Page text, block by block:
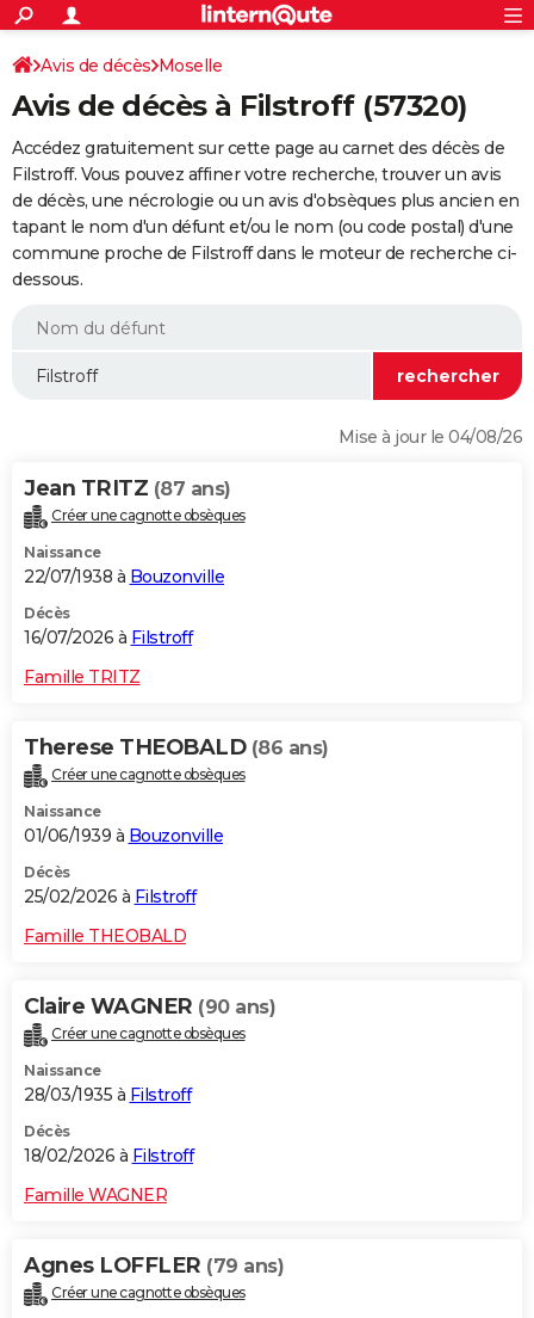
ACTUALITÉS
Politique
Société
Faits Divers
Education
Monde
Villes
+
SPORT
Coupe du monde 2026
Football
Tennis
Cyclisme
Rugby
Forum
Programme TV
TNT
Streaming
Cinéma
Sorties cinéma
Musique
+
FINANCE
Retraite
Epargne
Immobilier
Risques naturels par ville
Assurance
AUTO
Essais
Réserver un essai
Citadines
Berlines
SUV
Forum auto
+
HIGH-TECH
BRICOLAGE
WEEK-END
Alimentation
Guide de la santé
Maladies
Médicaments
Sommeil
VOYAGE
Destinations
City break
Voyage nature
Voyage de noces
Forum
Climat
+PHOTO
GUIDES D'ACHAT
Carte de Noël
Carte Bonne année
Carte Saint-Valentin
Carte Pâques
Carte d'anniversaire
DICTIONNAIRE
Dictionnaire
Biographies
Citations
Expressions
Proverbes
PROGRAMME TV
S'inscrire
Se connecter
Lycées
Collèges
Primaires
Universités
Entreprises
Service militaire
Avis de recherche
AVIS DE DÉCÈS
FORUM
Bricolage
Lifestyle
Culture
Sport
Auto
Television
Voyage
Cinema
Avis de décès Moselle
Avis de décès à Filstroff (57320)
Accédez gratuitement sur cette page au carnet des décès de
Filstroff. Vous pouvez affiner votre recherche, trouver un avis
de décès, une nécrologie ou un avis d'obsèques plus ancien en
tapant le nom d'un défunt et/ou le nom (ou code postal) d'une
commune proche de Filstroff dans le moteur de recherche ci-
dessous.
Mise à jour le 04/08/26
Jean TRITZ (87 ans)
Créer une cagnotte obsèques
Naissance
22/07/1938 à Bouzonville
Décès
16/07/2026 à Filstroff
Famille TRITZ
Therese THEOBALD (86 ans)
Créer une cagnotte obsèques
Naissance
01/06/1939 à Bouzonville
Décès
25/02/2026 à Filstroff
Famille THEOBALD
Claire WAGNER (90 ans)
Créer une cagnotte obsèques
Naissance
28/03/1935 à Filstroff
Décès
18/02/2026 à Filstroff
Famille WAGNER
Agnes LOFFLER (79 ans)
Créer une cagnotte obsèques